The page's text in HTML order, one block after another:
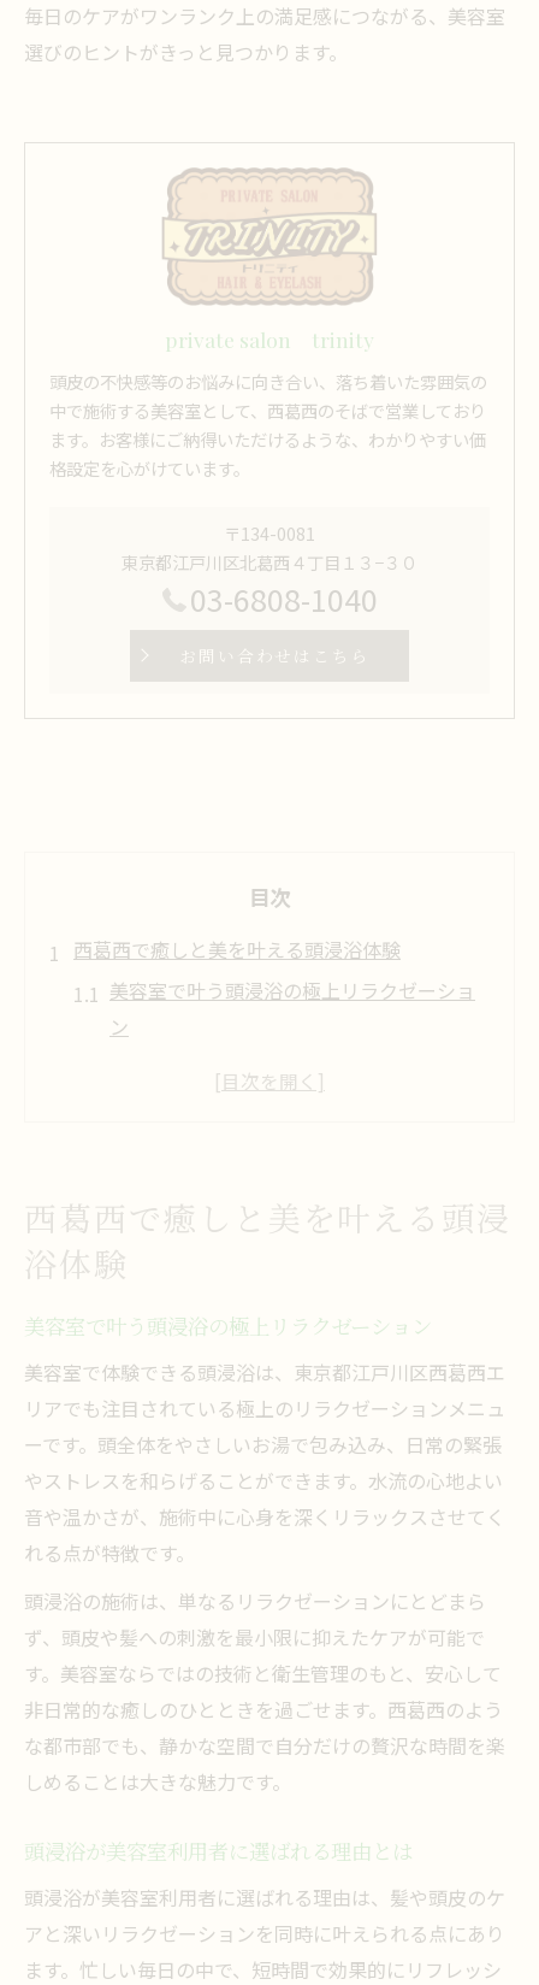
毎日のケアがワンランク上の満足感につながる、美容室
選びのヒントがきっと見つかります。
private salon trinity
頭皮の不快感等のお悩みに向き合い、落ち着いた雰囲気の
中で施術する美容室として、西葛西のそばで営業しており
ます。お客様にご納得いただけるような、わかりやすい価
格設定を心がけています。
〒134-0081
東京都江戸川区北葛西４丁目１３−３０
03-6808-1040
お問い合わせはこちら
目次
西葛西で癒しと美を叶える頭浸浴体験
美容室で叶う頭浸浴の極上リラクゼーショ
ン
頭浸浴が美容室利用者に選ばれる理由とは
美容室頭浸浴で心身ともにリフレッシュ
頭皮リフレッシュには美容室の頭浸浴が最適
方法
頭皮ケア重視派に美容室頭浸浴が選ばれる
理由
美容室で頭皮リフレッシュを実感できる頭
浸浴
敏感な頭皮も安心な美容室頭浸浴のポイン
西葛西の美容室頭浸浴で髪も美しく整う秘
訣
美容室の頭浸浴で日々の疲労回復を目指す
コツ
感
美容室で受ける頭浸浴のリラックス効果と
は
忙しい毎日こそ美容室頭浸浴でリセット時
西葛西で癒しと美を叶える頭浸
浴体験
美容室で叶う頭浸浴の極上リラクゼーション
美容室で体験できる頭浸浴は、東京都江戸川区西葛西エ
リアでも注目されている極上のリラクゼーションメニュ
ーです。頭全体をやさしいお湯で包み込み、日常の緊張
やストレスを和らげることができます。水流の心地よい
音や温かさが、施術中に心身を深くリラックスさせてく
れる点が特徴です。
頭浸浴の施術は、単なるリラクゼーションにとどまら
ず、頭皮や髪への刺激を最小限に抑えたケアが可能で
す。美容室ならではの技術と衛生管理のもと、安心して
非日常的な癒しのひとときを過ごせます。西葛西のよう
な都市部でも、静かな空間で自分だけの贅沢な時間を楽
しめることは大きな魅力です。
頭浸浴が美容室利用者に選ばれる理由とは
頭浸浴が美容室利用者に選ばれる理由は、髪や頭皮のケ
アと深いリラクゼーションを同時に叶えられる点にあり
ます。忙しい毎日の中で、短時間で効果的にリフレッシ